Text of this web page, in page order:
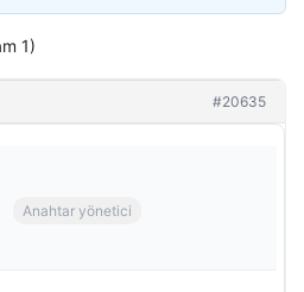
1)
#20635
Anahtar yönetici